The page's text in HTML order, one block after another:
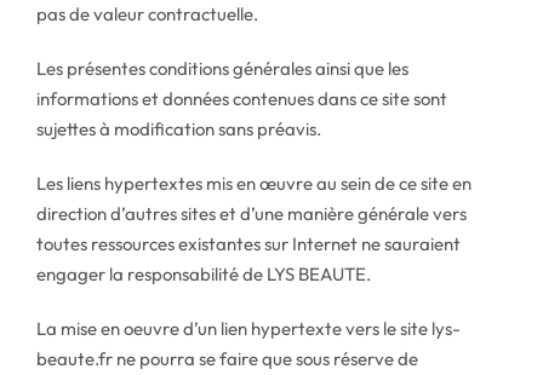
pas de valeur contractuelle.
Les présentes conditions générales ainsi que les
informations et données contenues dans ce site sont
sujettes à modification sans préavis.
Les liens hypertextes mis en œuvre au sein de ce site en
direction d’autres sites et d’une manière générale vers
toutes ressources existantes sur Internet ne sauraient
engager la responsabilité de LYS BEAUTE.
La mise en oeuvre d’un lien hypertexte vers le site lys-
beaute.fr ne pourra se faire que sous réserve de